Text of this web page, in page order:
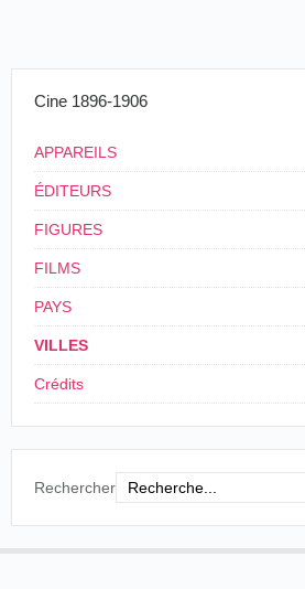
Clarkprésente son cinématographe :
novelties, have been making merry
the hearts of the Alderley Edge
people this week.
The Era -
p. 20.
Cine 1896-1906
APPAREILS
ÉDITEURS
FIGURES
FILMS
PAYS
VILLES
Crédits
Rechercher